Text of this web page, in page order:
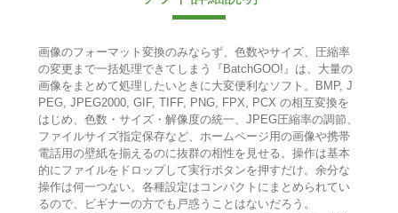
画像のフォーマット変換のみならず、色数やサイズ、圧縮率
の変更まで一括処理できてしまう『BatchGOO!』は、大量の
画像をまとめて処理したいときに大変便利なソフト。BMP, J
PEG, JPEG2000, GIF, TIFF, PNG, FPX, PCX の相互変換を
はじめ、色数・サイズ・解像度の統一、JPEG圧縮率の調節、
ファイルサイズ指定保存など、ホームページ用の画像や携帯
電話用の壁紙を揃えるのに抜群の相性を見せる。操作は基本
的にファイルをドロップして実行ボタンを押すだけ。余分な
操作は何一つない。各種設定はコンパクトにまとめられてい
るので、ビギナーの方でも戸惑うことはないだろう。